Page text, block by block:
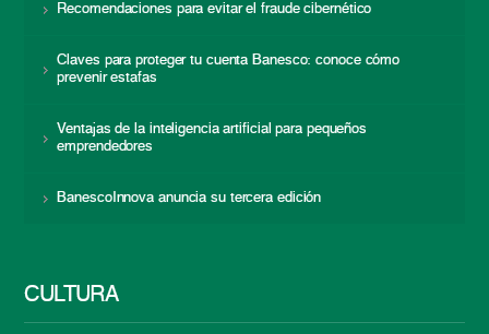
Recomendaciones para evitar el fraude cibernético
Claves para proteger tu cuenta Banesco: conoce cómo
prevenir estafas
Ventajas de la inteligencia artificial para pequeños
emprendedores
BanescoInnova anuncia su tercera edición
CULTURA